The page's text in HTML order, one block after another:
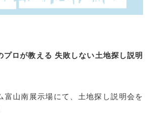
プロが教える 失敗しない土地探し説明
富山南展示場にて、土地探し説明会を